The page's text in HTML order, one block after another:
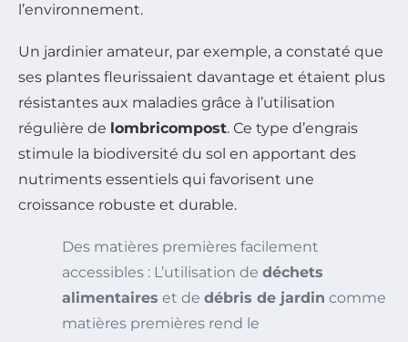
l’environnement.
Un jardinier amateur, par exemple, a constaté que
ses plantes fleurissaient davantage et étaient plus
résistantes aux maladies grâce à l’utilisation
régulière de lombricompost. Ce type d’engrais
stimule la biodiversité du sol en apportant des
nutriments essentiels qui favorisent une
croissance robuste et durable.
Des matières premières facilement
accessibles : L’utilisation de déchets
alimentaires et de débris de jardin comme
matières premières rend le